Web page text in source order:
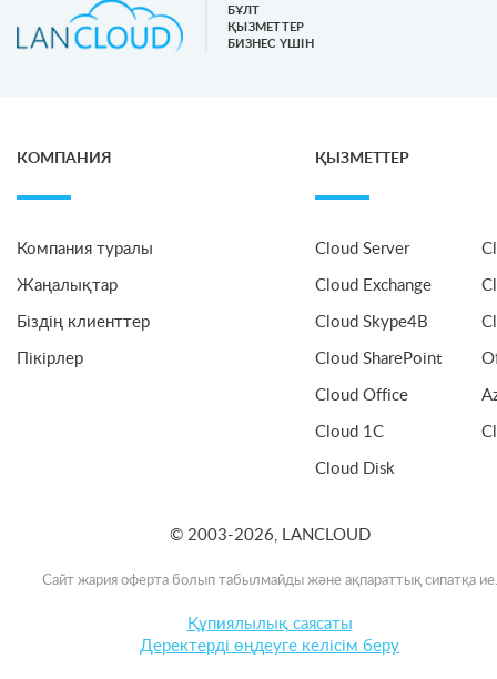
БҰЛТ
ҚЫЗМЕТТЕР
БИЗНЕС ҮШІН
КОМПАНИЯ
Компания туралы
Жаңалықтар
Біздің клиенттер
Пікірлер
ҚЫЗМЕТТЕР
Cloud Server
Cloud Exchange
Cloud Skype4B
Cloud SharePoint
Cloud Office
Cloud 1C
Cloud Disk
© 2003-2026, LANCLOUD
Сайт жария оферта болып табылмайды және ақпараттық сипатқа ие.
Құпиялылық саясаты
Деректерді өңдеуге келісім беру